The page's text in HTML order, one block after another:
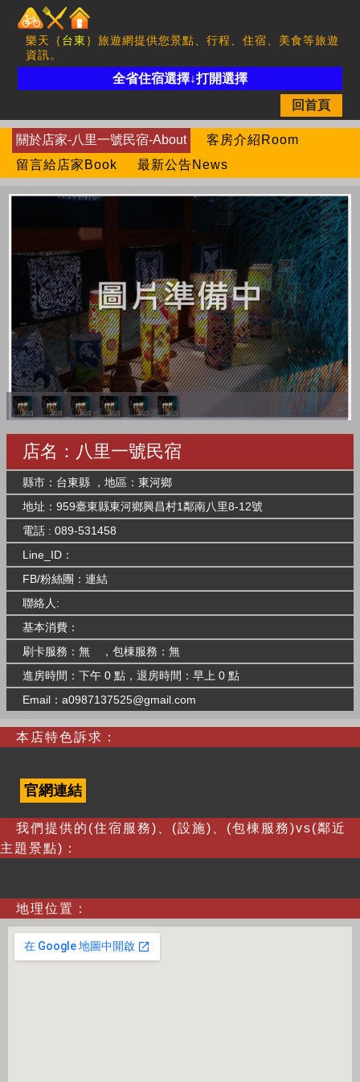
樂天｛ 台東 ｝旅遊網提供您景點、行程、住宿、美食等旅遊
資訊。
全省住宿選擇↓打開選擇
回首頁
關於店家-八里一號民宿-About
客房介紹Room
留言給店家Book
最新公告News
店名：八里一號民宿
縣市：台東縣 ，地區：東河鄉
地址：959臺東縣東河鄉興昌村1鄰南八里8-12號
電話 : 089-531458
Line_ID：
FB/粉絲團： 連結
聯絡人:
基本消費：
刷卡服務：無 ，包棟服務：無
進房時間：下午 0 點，退房時間：早上 0 點
Email： a0987137525@gmail.com
本店特色訴求：
官網連結
我們提供的(住宿服務)、(設施)、(包棟服務)vs(鄰近
主題景點)：
地理位置：